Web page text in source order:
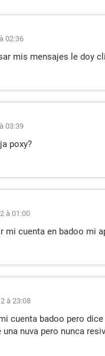
02:36
mis mensajes le doy
03:39
poxy?
à 01:00
mi cuenta en badoo mi
à 23:08
cuenta badoo pero
una nuva pero nunca